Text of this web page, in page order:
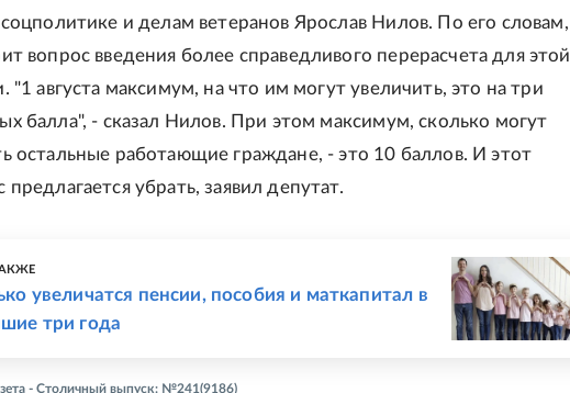
и делам ветеранов Ярослав Нилов. По его словам,
вопрос введения более справедливого перерасчета для этой
"1 августа максимум, на что им могут увеличить, это на три
балла", - сказал Нилов. При этом максимум, сколько могут
остальные работающие граждане, - это 10 баллов. И этот
предлагается убрать, заявил депутат.
увеличатся пенсии, пособия и маткапитал в
три года
- Столичный выпуск: №241(9186)